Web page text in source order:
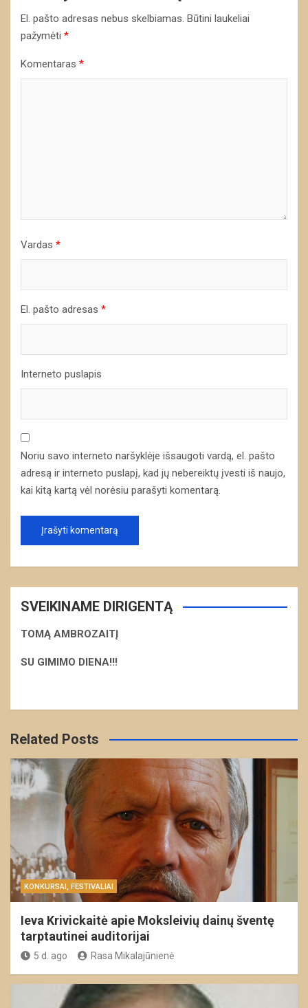
El. pašto adresas nebus skelbiamas. Būtini laukeliai
pažymėti *
Komentaras *
Vardas *
El. pašto adresas *
Interneto puslapis
Noriu savo interneto naršyklėje išsaugoti vardą, el. pašto
adresą ir interneto puslapį, kad jų nebereiktų įvesti iš naujo,
kai kitą kartą vėl norėsiu parašyti komentarą.
SVEIKINAME DIRIGENTĄ
TOMĄ AMBROZAITĮ
SU GIMIMO DIENA!!!
Related Posts
KONKURSAI, FESTIVALIAI
Ieva Krivickaitė apie Moksleivių dainų šventę
tarptautinei auditorijai
5 d. ago Rasa Mikalajūnienė